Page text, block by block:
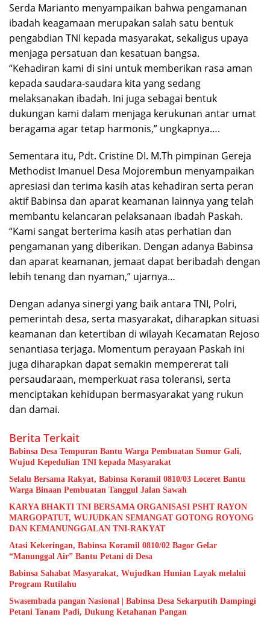
Serda Marianto menyampaikan bahwa pengamanan
ibadah keagamaan merupakan salah satu bentuk
pengabdian TNI kepada masyarakat, sekaligus upaya
menjaga persatuan dan kesatuan bangsa.
“Kehadiran kami di sini untuk memberikan rasa aman
kepada saudara-saudara kita yang sedang
melaksanakan ibadah. Ini juga sebagai bentuk
dukungan kami dalam menjaga kerukunan antar umat
beragama agar tetap harmonis,” ungkapnya….
Sementara itu, Pdt. Cristine DI. M.Th pimpinan Gereja
Methodist Imanuel Desa Mojorembun menyampaikan
apresiasi dan terima kasih atas kehadiran serta peran
aktif Babinsa dan aparat keamanan lainnya yang telah
membantu kelancaran pelaksanaan ibadah Paskah.
“Kami sangat berterima kasih atas perhatian dan
pengamanan yang diberikan. Dengan adanya Babinsa
dan aparat keamanan, jemaat dapat beribadah dengan
lebih tenang dan nyaman,” ujarnya…
Dengan adanya sinergi yang baik antara TNI, Polri,
pemerintah desa, serta masyarakat, diharapkan situasi
keamanan dan ketertiban di wilayah Kecamatan Rejoso
senantiasa terjaga. Momentum perayaan Paskah ini
juga diharapkan dapat semakin mempererat tali
persaudaraan, memperkuat rasa toleransi, serta
menciptakan kehidupan bermasyarakat yang rukun
dan damai.
Berita Terkait
Babinsa Desa Tempuran Bantu Warga Pembuatan Sumur Gali,
Wujud Kepedulian TNI kepada Masyarakat
Selalu Bersama Rakyat, Babinsa Koramil 0810/03 Loceret Bantu
Warga Binaan Pembuatan Tanggul Jalan Sawah
KARYA BHAKTI TNI BERSAMA ORGANISASI PSHT RAYON
MARGOPATUT, WUJUDKAN SEMANGAT GOTONG ROYONG
DAN KEMANUNGGALAN TNI-RAKYAT
Atasi Kekeringan, Babinsa Koramil 0810/02 Bagor Gelar
“Manunggal Air” Bantu Petani di Desa
Babinsa Sahabat Masyarakat, Wujudkan Hunian Layak melalui
Program Rutilahu
Swasembada pangan Nasional | Babinsa Desa Sekarputih Dampingi
Petani Tanam Padi, Dukung Ketahanan Pangan